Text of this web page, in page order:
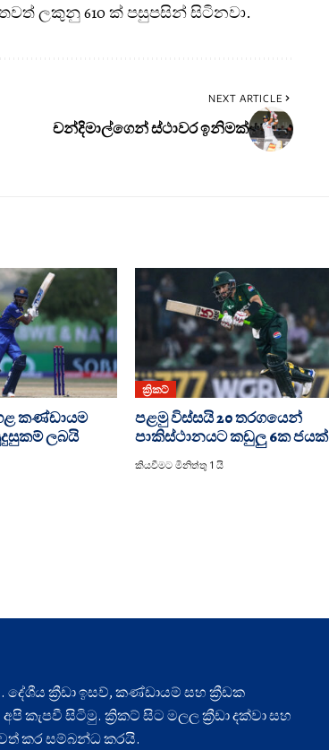
ලකුනු 610 ක් පසුපසින් සිටිනවා.
NEXT ARTICLE
චන්දිමාල්ගෙන් ස්ථාවර ඉනිමක්
කණ්ඩායම
ලබයි
ක්‍රිකට්
පළමු විස්සයි 20 තරග‍යෙන්
පාකිස්ථානයට කඩුලු 6ක ජයක්
කියවීමට මිනිත්තු 1 යි
දේශීය ක්‍රීඩා ඉසව්, කණ්ඩායම් සහ ක්‍රීඩක
කැපවී සිටිමු. ක්‍රිකට් සිට මලල ක්‍රීඩා දක්වා සහ
කර සම්බන්ධ කරයි.